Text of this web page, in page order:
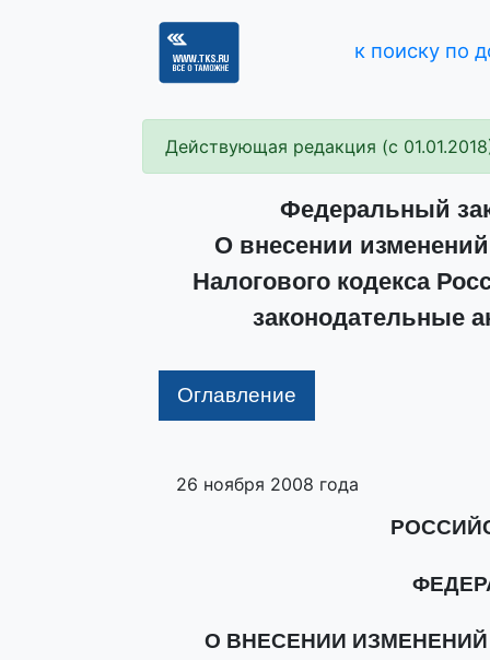
к поиску по
Действующая редакция (с
Федеральный
О внесении
Налогового кодекса
законодательные
Оглавление
26 ноября 2008 года
О ВНЕСЕНИИ